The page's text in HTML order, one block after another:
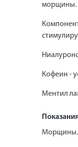
морщины.
Кофеин -
Ментил
Морщины.